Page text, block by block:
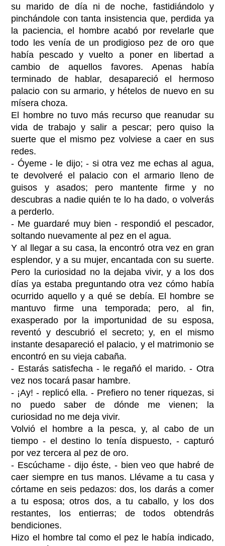
su marido de día ni de noche, fastidiándolo y
pinchándole con tanta insistencia que, perdida ya
la paciencia, el hombre acabó por revelarle que
todo les venía de un prodigioso pez de oro que
había pescado y vuelto a poner en libertad a
cambio de aquellos favores. Apenas había
terminado de hablar, desapareció el hermoso
palacio con su armario, y hételos de nuevo en su
mísera choza.
El hombre no tuvo más recurso que reanudar su
vida de trabajo y salir a pescar; pero quiso la
suerte que el mismo pez volviese a caer en sus
redes.
- Óyeme - le dijo; - si otra vez me echas al agua,
te devolveré el palacio con el armario lleno de
guisos y asados; pero mantente firme y no
descubras a nadie quién te lo ha dado, o volverás
a perderlo.
- Me guardaré muy bien - respondió el pescador,
soltando nuevamente al pez en el agua.
Y al llegar a su casa, la encontró otra vez en gran
esplendor, y a su mujer, encantada con su suerte.
Pero la curiosidad no la dejaba vivir, y a los dos
días ya estaba preguntando otra vez cómo había
ocurrido aquello y a qué se debía. El hombre se
mantuvo firme una temporada; pero, al fin,
exasperado por la importunidad de su esposa,
reventó y descubrió el secreto; y, en el mismo
instante desapareció el palacio, y el matrimonio se
encontró en su vieja cabaña.
- Estarás satisfecha - le regañó el marido. - Otra
vez nos tocará pasar hambre.
- ¡Ay! - replicó ella. - Prefiero no tener riquezas, si
no puedo saber de dónde me vienen; la
curiosidad no me deja vivir.
Volvió el hombre a la pesca, y, al cabo de un
tiempo - el destino lo tenía dispuesto, - capturó
por vez tercera al pez de oro.
- Escúchame - dijo éste, - bien veo que habré de
caer siempre en tus manos. Llévame a tu casa y
córtame en seis pedazos: dos, los darás a comer
a tu esposa; otros dos, a tu caballo, y los dos
restantes, los entierras; de todos obtendrás
bendiciones.
Hizo el hombre tal como el pez le había indicado,